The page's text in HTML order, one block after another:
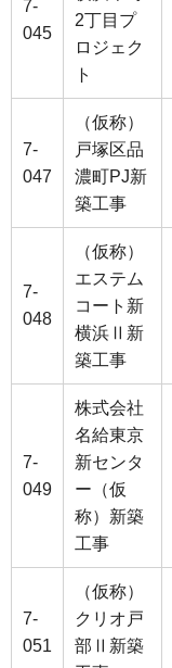
7-
045
2丁目プ
ロジェク
ト
7-
047
（仮称）
戸塚区品
濃町PJ新
築工事
7-
048
（仮称）
エステム
コート新
横浜Ⅱ新
築工事
7-
049
株式会社
名給東京
新センタ
ー（仮
称）新築
工事
7-
051
（仮称）
クリオ戸
部Ⅱ新築